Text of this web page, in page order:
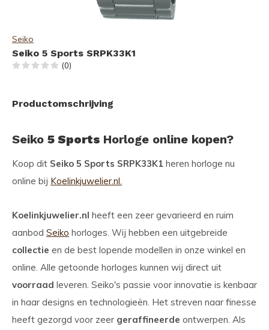
Seiko
Seiko 5 Sports SRPK33K1
(0)
Productomschrijving
Seiko 5 Sports Horloge online kopen?
Koop dit Seiko 5 Sports SRPK33K1 heren horloge nu
online bij Koelinkjuwelier.nl.
Koelinkjuwelier.nl heeft een zeer gevarieerd en ruim
aanbod Seiko horloges. Wij hebben een uitgebreide
collectie en de best lopende modellen in onze winkel en
online. Alle getoonde horloges kunnen wij direct uit
voorraad leveren. Seiko's passie voor innovatie is kenbaar
in haar designs en technologieën. Het streven naar finesse
heeft gezorgd voor zeer geraffineerde ontwerpen. Als